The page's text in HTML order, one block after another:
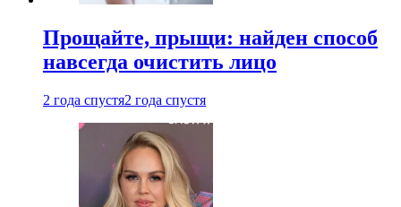
Прощайте, прыщи: найден способ
навсегда очистить лицо
2 года спустя2 года спустя